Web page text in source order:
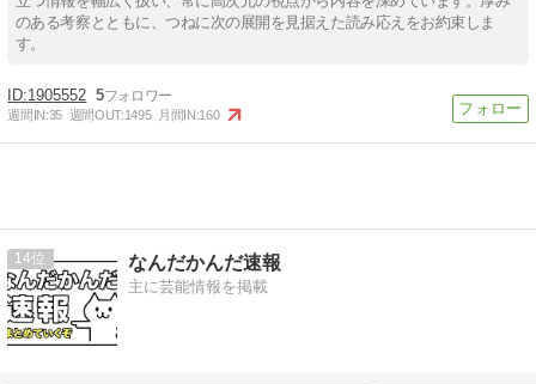
のある考察とともに、つねに次の展開を見据えた読み応えをお約束しま
す。
1905552 5
週間IN:35 週間OUT:1495 月間IN:160
14 なんだかんだ速報
主に芸能情報を掲載